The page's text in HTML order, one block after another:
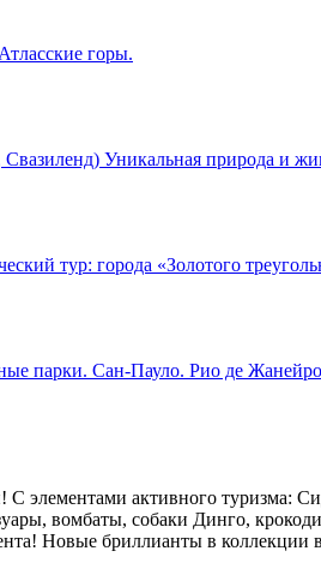
горы.
Уникальная природа и
тур: города «Золотого
парки. Сан-Пауло. Рио де
элементами активного туризма:
вомбаты, собаки Динго,
Новые бриллианты в коллекции